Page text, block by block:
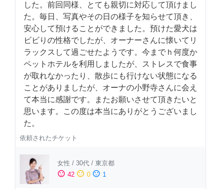
した。前回同様、とても親切に対応して頂けまし
た。毎日、写真やその日の様子を知らせて頂き、
安心して預けることができました。預けた愛犬は
ビビりの性格でしたが、オーナーさんに懐いてリ
ラックスして過ごせたようです。今までｈ何度か
ペットホテルを利用しましたが、ストレスで食事
が取れなかったり、散歩にも行けない状態になる
ことがありましたが、オーナの小野寺さんに会え
て本当に感謝です。またお願いさせて頂きたいと
思います。この度は本当にありがとうございまし
た。
依頼されたチケット
女性 / 30代 / 東京都
sentiment_satisfied 42 sentiment_neutral 0 sentiment_dissatisfied 1